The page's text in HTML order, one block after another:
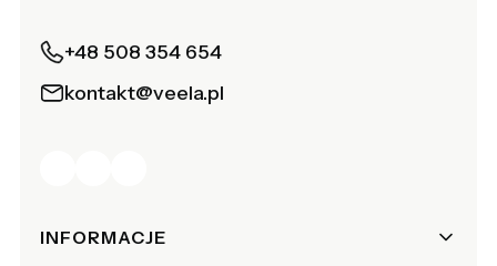
+48 508 354 654
kontakt@veela.pl
Linki w stopce
INFORMACJE